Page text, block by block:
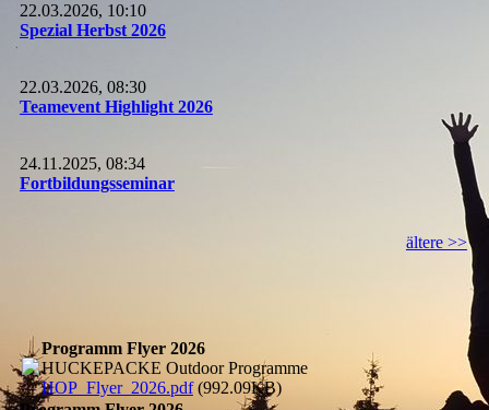
22.03.2026, 10:10
Spezial Herbst 2026
22.03.2026, 08:30
Teamevent Highlight 2026
24.11.2025, 08:34
Fortbildungsseminar
ältere >>
Programm Flyer 2026
HUCKEPACKE Outdoor Programme
HOP_Flyer_2026.pdf(992.09KB)